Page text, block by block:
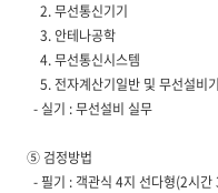
2. 무선통신기기
3. 안테나공학
4. 무선통신시스템
5. 전자계산기일반 및 무선설비
- 실기 : 무선설비 실무
⑤ 검정방법
- 필기 : 객관식 4지 선다형(2시간